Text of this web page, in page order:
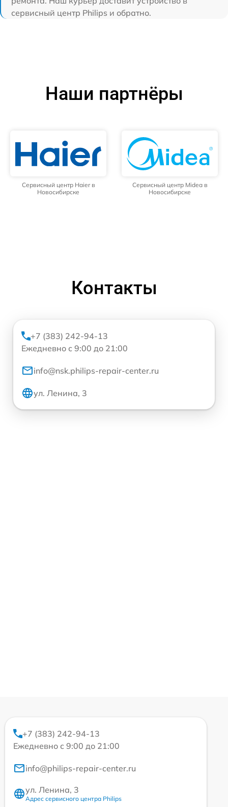
сервисный центр Philips и обратно.
Наши партнёры
Сервисный центр Haier в
Новосибирске
Сервисный центр Midea в
Новосибирске
Контакты
+7 (383) 242-94-13
Ежедневно с 9:00 до 21:00
info@nsk.philips-repair-center.ru
ул. Ленина, 3
+7 (383) 242-94-13
Ежедневно с 9:00 до 21:00
info@philips-repair-center.ru
ул. Ленина, 3
Адрес сервисного центра Philips